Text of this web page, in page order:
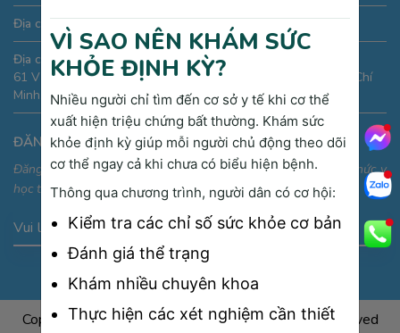
Địa chỉ Email: phongkham@saigonmedik.com
Địa chỉ:
61 Vườn Lài, phường An Phú Đông, Quận 12, Thành phố Hồ Chí
Minh, Việt Nam
ĐĂNG KÝ NHẬN THÔNG TIN
Đăng ký để nhận thông tin ưu đãi, sự kiện và cập nhật kiến thức y
học thường thức
Vui lòng nhập địa chỉ Email
Copyright © 2024SÀI GÒN MEDIK.All Rights Reserved
VÌ SAO NÊN KHÁM SỨC
KHỎE ĐỊNH KỲ?
Nhiều người chỉ tìm đến cơ sở y tế khi cơ thể
xuất hiện triệu chứng bất thường. Khám sức
khỏe định kỳ giúp mỗi người chủ động theo dõi
cơ thể ngay cả khi chưa có biểu hiện bệnh.
Thông qua chương trình, người dân có cơ hội:
Kiểm tra các chỉ số sức khỏe cơ bản
Đánh giá thể trạng
Khám nhiều chuyên khoa
Thực hiện các xét nghiệm cần thiết